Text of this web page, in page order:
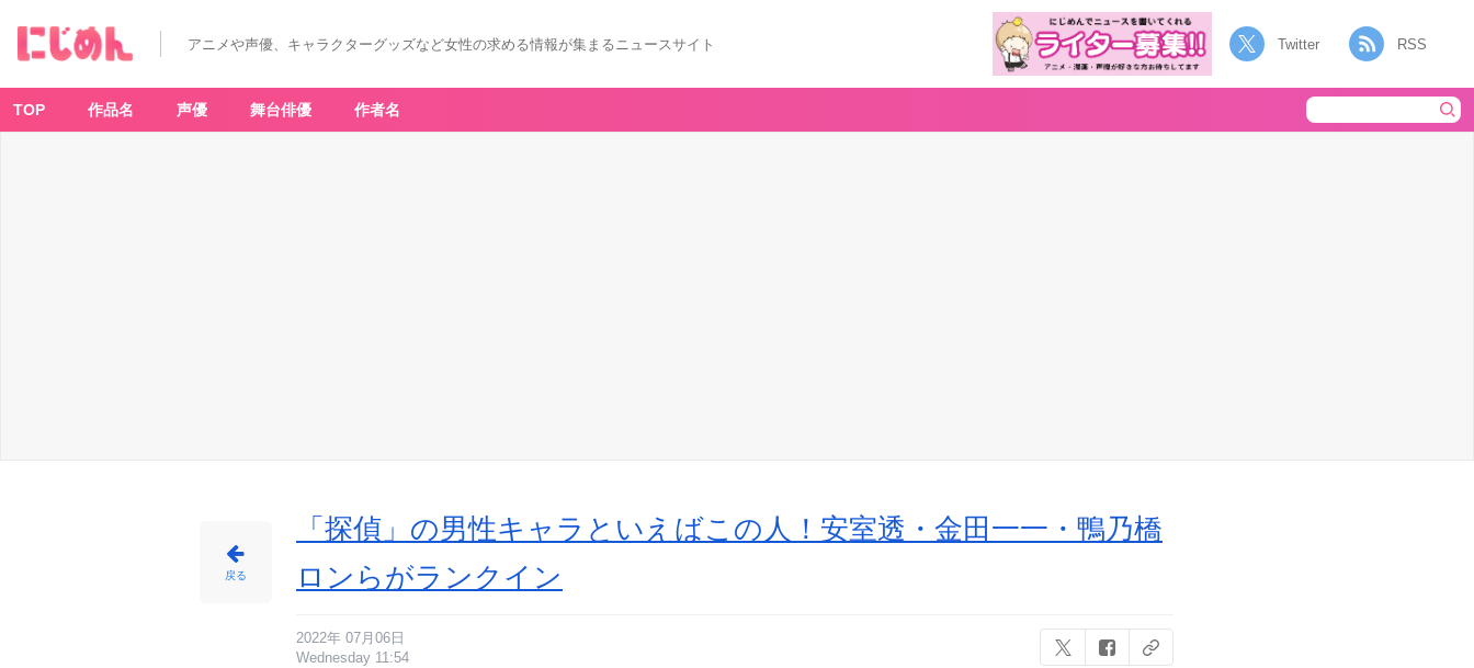
ア
メ
情
報
アニメや声優、キャラクターグッズなど女性の求める情報が集まるニュースサイト Twitter RSS
TOP 作品名 声優 舞台俳優 作者名
戻る
「探偵」の男性キャラといえばこの人！安室透・金田一一・鴨乃橋
ロンらがランクイン
2022年 07月06日
Wednesday 11:54